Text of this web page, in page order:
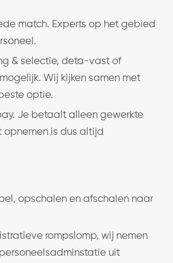
match. Experts op het gebied
& selectie, deta-vast of
Wij kijken samen met
optie.
Je betaalt alleen gewerkte
opnemen is dus altijd
opschalen en afschalen naar
rompslomp, wij nemen
uit